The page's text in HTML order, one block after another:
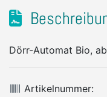
Dörr-Automat Bio,
Artikelnummer: